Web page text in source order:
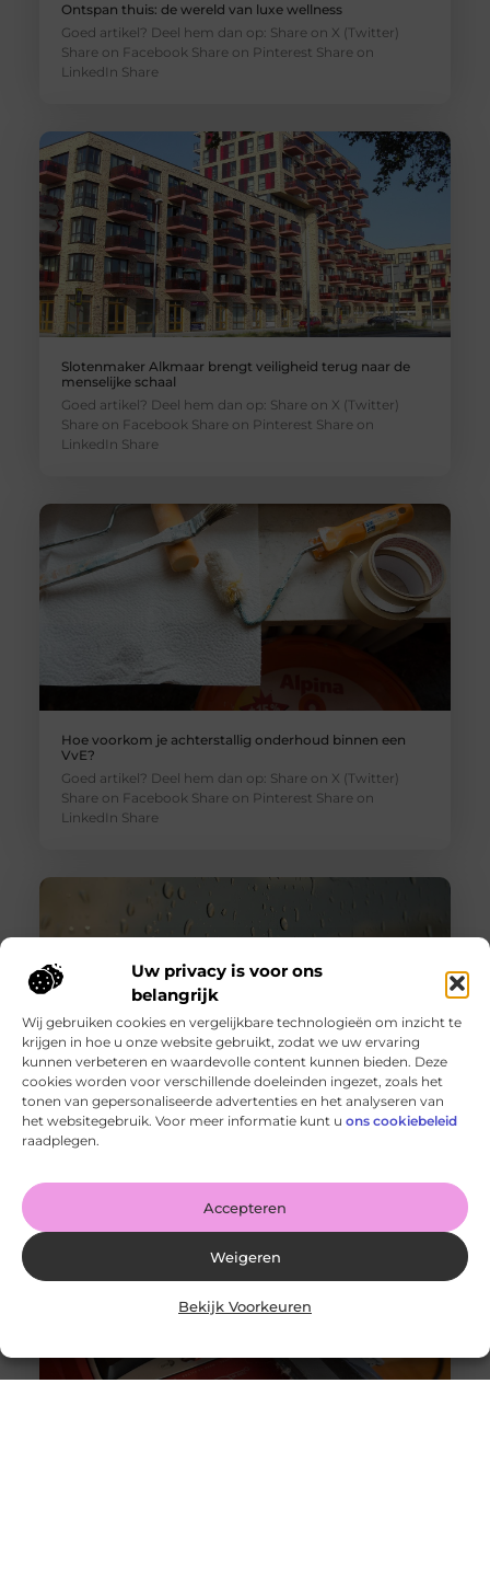
Uw privacy is voor ons
belangrijk
Wij gebruiken cookies en vergelijkbare technologieën om inzicht te
krijgen in hoe u onze website gebruikt, zodat we uw ervaring
kunnen verbeteren en waardevolle content kunnen bieden. Deze
cookies worden voor verschillende doeleinden ingezet, zoals het
tonen van gepersonaliseerde advertenties en het analyseren van
het websitegebruik. Voor meer informatie kunt u ons cookiebeleid
raadplegen.
Accepteren
Weigeren
Bekijk Voorkeuren
Ontspan thuis: de wereld van luxe wellness
Goed artikel? Deel hem dan op: Share on X (Twitter)
Share on Facebook Share on Pinterest Share on
LinkedIn Share
Slotenmaker Alkmaar brengt veiligheid terug naar de
menselijke schaal
Goed artikel? Deel hem dan op: Share on X (Twitter)
Share on Facebook Share on Pinterest Share on
LinkedIn Share
Hoe voorkom je achterstallig onderhoud binnen een
VvE?
Goed artikel? Deel hem dan op: Share on X (Twitter)
Share on Facebook Share on Pinterest Share on
LinkedIn Share
Wanneer schakel je een glaszetter in en wat kun je van
hem verwachten?
Goed artikel? Deel hem dan op: Share on X (Twitter)